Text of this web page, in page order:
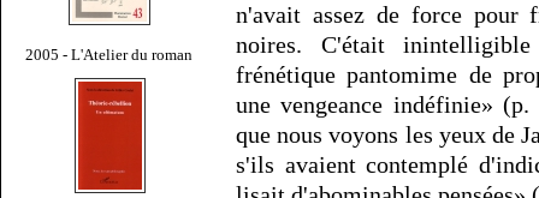
2005 - L'Atelier du roman
n'avait assez de force pour
noires. C'était
frénétique pantomime de
une vengeance indéfinie»
que nous voyons les yeux de
s'ils avaient contemplé